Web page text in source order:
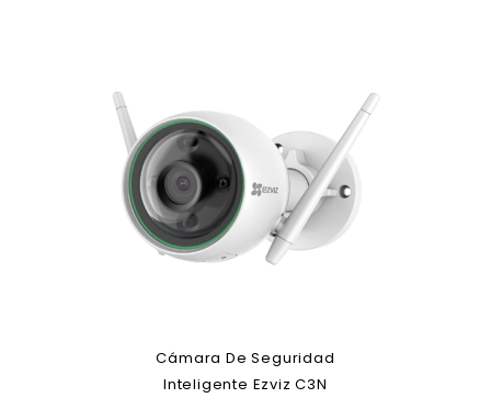
Cámara De Seguridad
Inteligente Ezviz C3N